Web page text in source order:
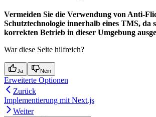
Vermeiden Sie die Verwendung von Anti-
Schutztechnologie innerhalb eines TMS, da
korrekten Betrieb in dieser Umgebung
War diese Seite hilfreich?
Ja Nein
Erweiterte Optionen
Zurück
Implementierung mit Next.js
Weiter